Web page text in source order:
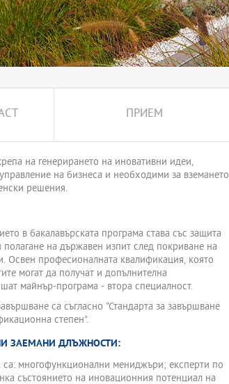
ПРИЕМ
на генерирането на иновативни идеи,
на бизнеса и необходими за вземането
решения.
в бакалавърската програма става със защита
полагане на държавен изпит след покриване на
Освен професионалната квалификация, която
могат да получат и допълнителна
майнър-програма - втора специалност.
са съгласно "Стандарта за завършване
степен".
ЗАЕМАНИ ДЛЪЖНОСТИ:
са: многофункционални мениджъри; експерти по
състоянието на иновационния потенциал на